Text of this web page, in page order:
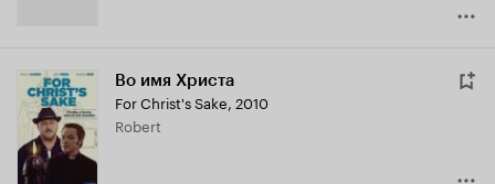
Во имя Христа
For Christ's Sake, 2010
Robert